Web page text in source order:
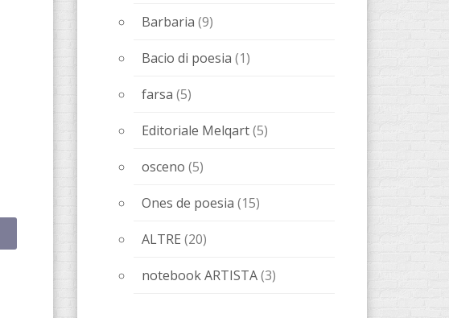
notebook ARTISTA
nuove pubblicazioni
Senza categoria (1)
(1)